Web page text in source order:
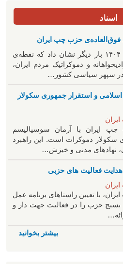
اسناد
حزب چپ ایران
تجربه‌ی جنبش دی‌ماه ۱۴۰۴ بار دیگر نشان داد که نقطه‌ی
و دموکراتیک مردم ایران،
سپهر سیاسی کشور…
و استقرار جمهوری سکولار
با آرمان سوسیالیسم
دموکرات است. این راهبرد
مدنی و خیزش‌…
فعالیت های حزبی
با تعیین راستاهای برنامه عمل
حزب را در فعالیت جهت دار و
بیشتر بخوانید